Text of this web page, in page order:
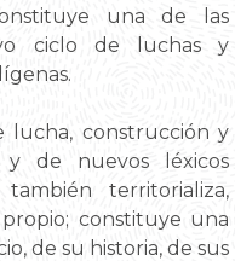
una de las
ciclo de luchas y
construcción y
de nuevos léxicos
territorializa,
constituye una
de su historia, de sus